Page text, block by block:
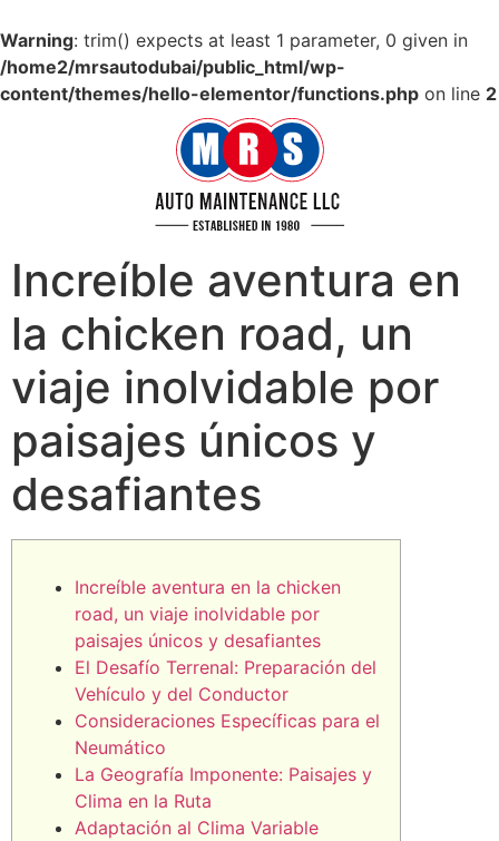
Warning: trim() expects at least 1 parameter, 0 given in
/home2/mrsautodubai/public_html/wp-
content/themes/hello-elementor/functions.php on line 2
Increíble aventura en
la chicken road, un
viaje inolvidable por
paisajes únicos y
desafiantes
Increíble aventura en la chicken
road, un viaje inolvidable por
paisajes únicos y desafiantes
El Desafío Terrenal: Preparación del
Vehículo y del Conductor
Consideraciones Específicas para el
Neumático
La Geografía Imponente: Paisajes y
Clima en la Ruta
Adaptación al Clima Variable